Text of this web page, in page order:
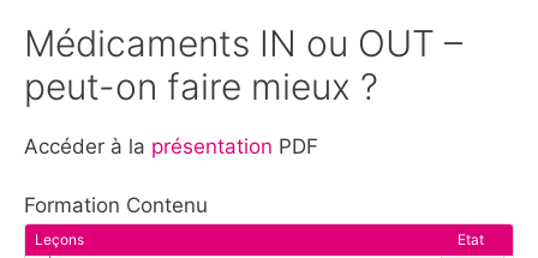
Médicaments IN ou OUT –
peut-on faire mieux ?
Accéder à la présentation PDF
Formation Contenu
Leçons
Etat